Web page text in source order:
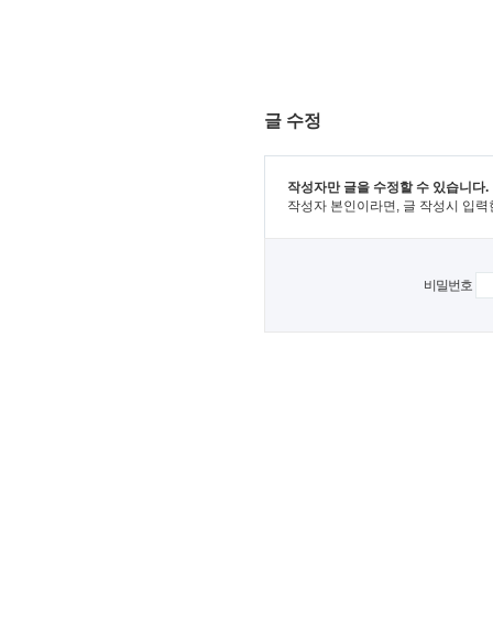
글 수정
작성자만 글을 수정할 수 있습니다.
작성자 본인이라면, 글 작성시 입
비밀번호